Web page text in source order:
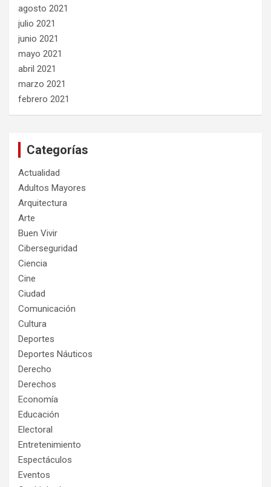
agosto 2021
julio 2021
junio 2021
mayo 2021
abril 2021
marzo 2021
febrero 2021
Categorías
Actualidad
Adultos Mayores
Arquitectura
Arte
Buen Vivir
Ciberseguridad
Ciencia
Cine
Ciudad
Comunicación
Cultura
Deportes
Deportes Náuticos
Derecho
Derechos
Economía
Educación
Electoral
Entretenimiento
Espectáculos
Eventos